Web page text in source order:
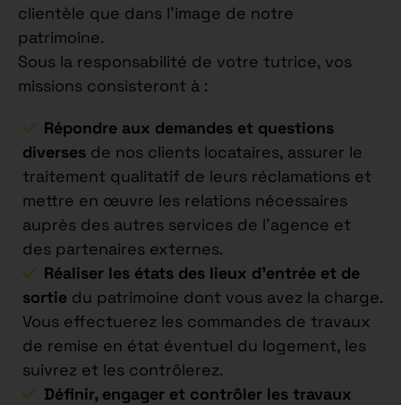
clientèle que dans l’image de notre
patrimoine.
Sous la responsabilité de votre tutrice, vos
missions consisteront à :
Répondre aux demandes et questions
diverses de nos clients locataires, assurer le
traitement qualitatif de leurs réclamations et
mettre en œuvre les relations nécessaires
auprès des autres services de l’agence et
des partenaires externes.
Réaliser les états des lieux d’entrée et de
sortie du patrimoine dont vous avez la charge.
Vous effectuerez les commandes de travaux
de remise en état éventuel du logement, les
suivrez et les contrôlerez.
Définir, engager et contrôler les travaux